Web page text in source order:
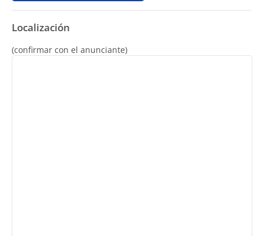
Localización
(confirmar con el anunciante)